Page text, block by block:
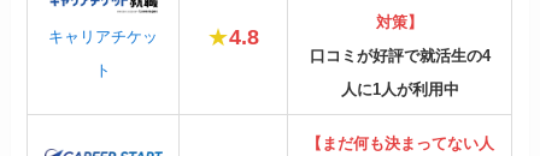
キャリアチケッ
ト
★4.8
対策】
口コミが好評で就活生の4
人に1人が利用中
【まだ何も決まってない人